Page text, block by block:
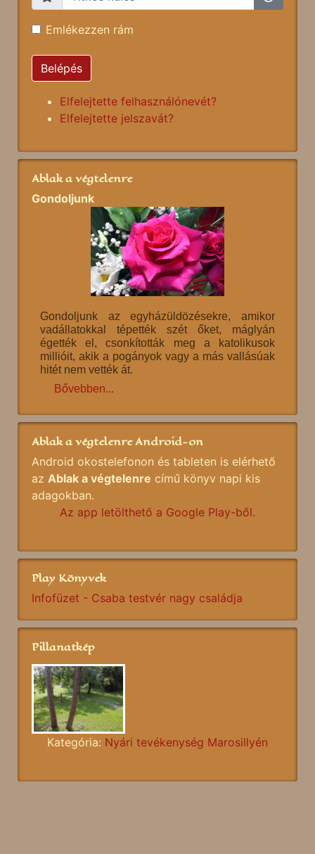
Emlékezzen rám
Belépés
Elfelejtette felhasználónevét?
Elfelejtette jelszavát?
Ablak a végtelenre
Gondoljunk
Gondoljunk az egyházüldözésekre, amikor
vadállatokkal tépették szét őket, máglyán
égették el, csonkították meg a katolikusok
millióit, akik a pogányok vagy a más vallásúak
hitét nem vették át.
Bővebben...
Ablak a végtelenre Android-on
Android okostelefonon és tableten is elérhető
az Ablak a végtelenre című könyv napi kis
adagokban.
Az app letölthető a Google Play-ből.
Play Könyvek
Infofüzet - Csaba testvér nagy családja
Pillanatkép
Kategória: Nyári tevékenység Marosillyén